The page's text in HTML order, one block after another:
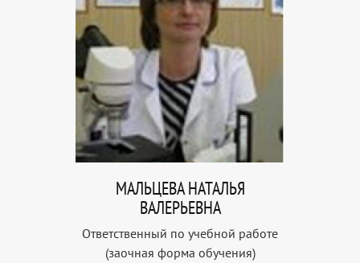
МАЛЬЦЕВА НАТАЛЬЯ
ВАЛЕРЬЕВНА
Ответственный по учебной работе
(заочная форма обучения)